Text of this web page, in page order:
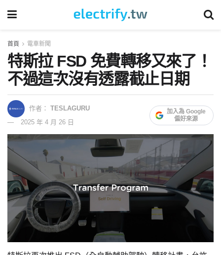
首頁 電車新聞
特斯拉 FSD 免費轉移又來了！
不過這次沒有透露截止日期
作者： TESLAGURU
2025 年 4 月 26 日
加入為 Google
偏好來源